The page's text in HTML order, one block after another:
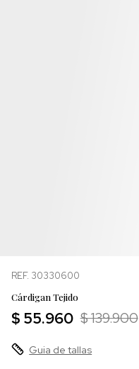
REF. 30330600
Cárdigan Tejido
$ 55.960 $ 139.900
Guia de tallas